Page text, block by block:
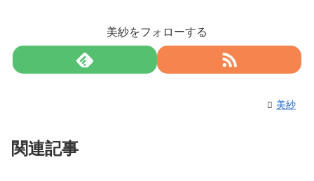
美紗をフォローする
美紗
関連記事